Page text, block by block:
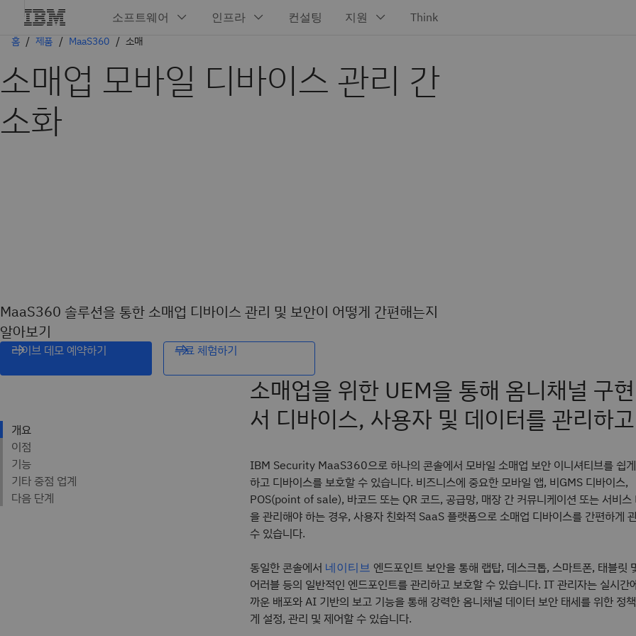
홈 제품 MaaS360 소매
소매업 모바일 디바이스 관리 간
소화
MaaS360 솔루션을 통한 소매업 디바이스 관리 및 보안이 어떻게 간편해는지
알아보기
라이브 데모 예약하기 무료 체험하기
소매업을 위한 UEM을 통해 옴니채널 구
서 디바이스, 사용자 및 데이터를 관리하
IBM Security MaaS360으로 하나의 콘솔에서 모바일 소매업 보안 이니셔티브를 쉽
하고 디바이스를 보호할 수 있습니다. 비즈니스에 중요한 모바일 앱, 비GMS 디바이스,
POS(point of sale), 바코드 또는 QR 코드, 공급망, 매장 간 커뮤니케이션 또는 서비스
을 관리해야 하는 경우, 사용자 친화적 SaaS 플랫폼으로 소매업 디바이스를 간편하게
수 있습니다.
동일한 콘솔에서 네이티브 엔드포인트 보안을 통해 랩탑, 데스크톱, 스마트폰, 태블릿
어러블 등의 일반적인 엔드포인트를 관리하고 보호할 수 있습니다. IT 관리자는 실시간
까운 배포와 AI 기반의 보고 기능을 통해 강력한 옴니채널 데이터 보안 태세를 위한 정
게 설정, 관리 및 제어할 수 있습니다.